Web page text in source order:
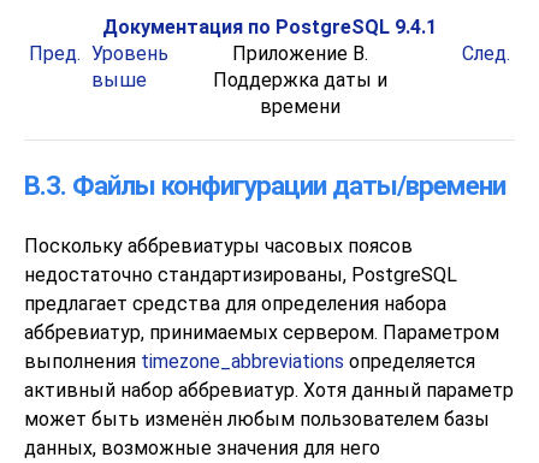
Документация по PostgreSQL 9.4.1
Пред. Уровень
выше
Приложение B.
Поддержка даты и
времени
След.
B.3. Файлы конфигурации даты/времени
Поскольку аббревиатуры часовых поясов
недостаточно стандартизированы, PostgreSQL
предлагает средства для определения набора
аббревиатур, принимаемых сервером. Параметром
выполнения timezone_abbreviations определяется
активный набор аббревиатур. Хотя данный параметр
может быть изменён любым пользователем базы
данных, возможные значения для него